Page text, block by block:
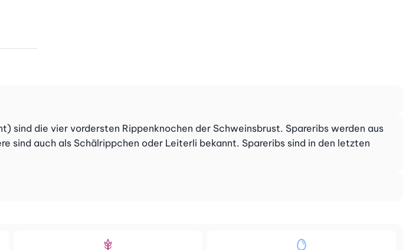
sind die vier vordersten Rippenknochen der Schweinsbrust. Spareribs werden aus
sind auch als Schälrippchen oder Leiterli bekannt. Spareribs sind in den letzten